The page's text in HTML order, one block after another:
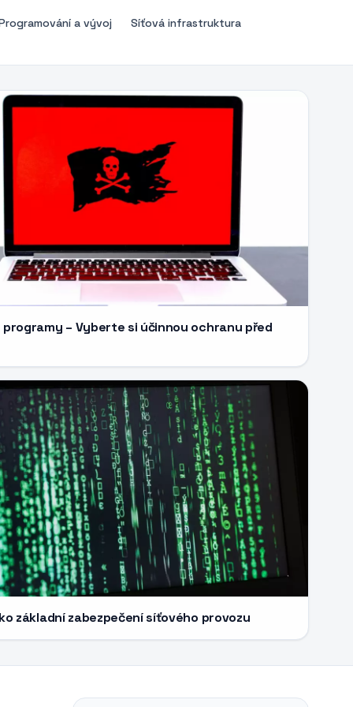
a vývoj Síťová infrastruktura
– Vyberte si účinnou ochranu před
základní zabezpečení síťového provozu